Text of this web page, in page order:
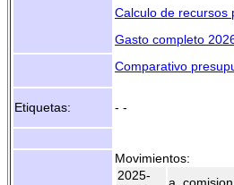
Calculo de recursos
Gasto completo
Comparativo
Etiquetas: - -
Movimientos:
2025-